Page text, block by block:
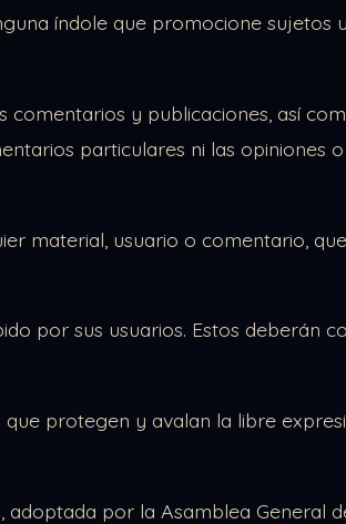
índole que promocione sujetos
y publicaciones, así
particulares ni las opiniones
material, usuario o comentario,
por sus usuarios. Estos deberán
protegen y avalan la libre
por la Asamblea General